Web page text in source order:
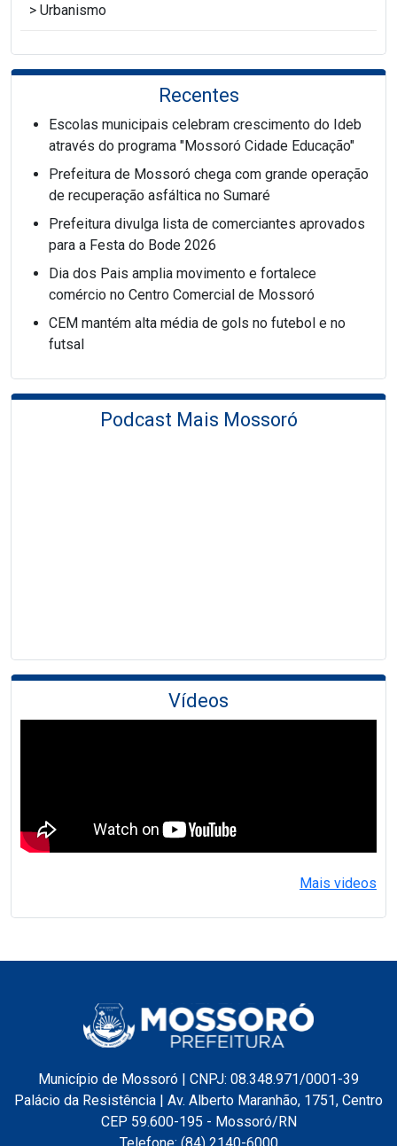
Urbanismo
Recentes
Escolas municipais celebram crescimento do Ideb
através do programa "Mossoró Cidade Educação"
Prefeitura de Mossoró chega com grande operação
de recuperação asfáltica no Sumaré
Prefeitura divulga lista de comerciantes aprovados
para a Festa do Bode 2026
Dia dos Pais amplia movimento e fortalece
comércio no Centro Comercial de Mossoró
CEM mantém alta média de gols no futebol e no
futsal
Podcast Mais Mossoró
Vídeos
Mais videos
Município de Mossoró | CNPJ: 08.348.971/0001-39
Palácio da Resistência | Av. Alberto Maranhão, 1751, Centro
CEP 59.600-195 - Mossoró/RN
Telefone: (84) 2140-6000